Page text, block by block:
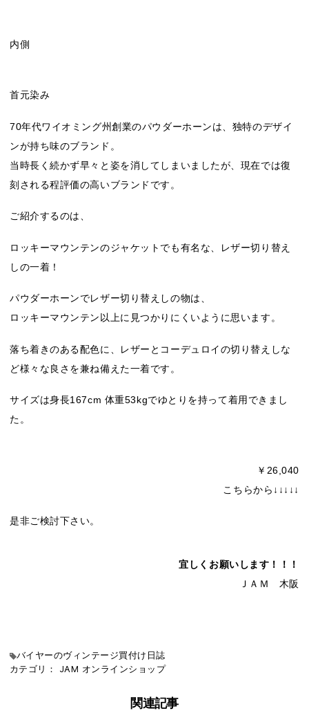
内側
首元染み
70年代ワイオミング州創業のパウダーホーンは、独特のデザイ
ンが持ち味のブランド。
当時長く続かず早々と姿を消してしまいましたが、現在では復
刻される程評価の高いブランドです。
ご紹介するのは、
ロッキーマウンテンのジャケットでも有名な、レザー切り替え
しの一着！
パウダーホーンでレザー切り替えしの物は、
ロッキーマウンテン以上に見つかりにくいように思います。
落ち着きのある配色に、レザーとコーデュロイの切り替えしな
ど様々な良さを兼ね備えた一着です。
サイズは身長167cm 体重53kgでゆとりを持って着用できまし
た。
￥26,040
こちらから↓↓↓↓↓
是非ご検討下さい。
宜しくお願いします！！！
ＪＡＭ 木阪
バイヤーのヴィンテージ買付け日誌
カテゴリ： JAM オンラインショップ
関連記事